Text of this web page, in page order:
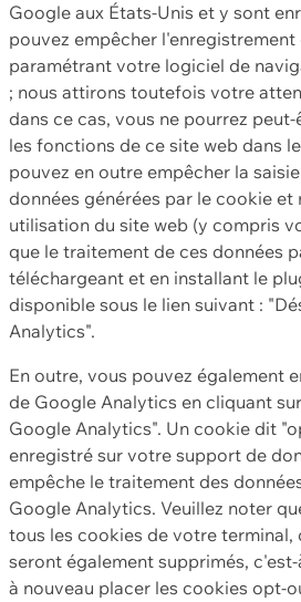
Google aux États-Unis et y sont
pouvez empêcher
paramétrant votre logiciel de
; nous attirons toutefois votre
dans ce cas, vous ne pourrez
les fonctions de ce site web dans
pouvez en outre empêcher la
données générées par le cookie
utilisation du site web (y compris
que le traitement de ces données
téléchargeant et en installant le
disponible sous le lien suivant :
Analytics".
En outre, vous pouvez également
de Google Analytics en cliquant
Google Analytics". Un cookie dit
enregistré sur votre support de
empêche le traitement des
Google Analytics. Veuillez noter
tous les cookies de votre
seront également supprimés,
à nouveau placer les cookies opt-